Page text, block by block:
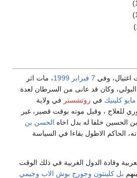
وفي 7 فبراير 1999، مات اثر
وكان قد عانى من السرطان لعدة
مايو كلينيك في روتشستر في ولاية
للعلاج ، وقبل موته بوقت قصير، غير
بن الحسين خلفا له بدل اخاه الحسن بن
الحاكم الاطول بقاءا في السياسة
وقادة الدول الغربية في ذلك الوقت
بل كلينتون وجورج بوش الاب وجيمي